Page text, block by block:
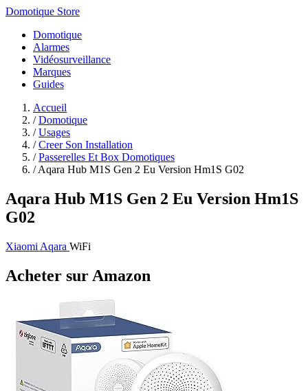
Domotique Store
Domotique
Alarmes
Vidéosurveillance
Marques
Guides
Accueil
/ Domotique
/ Usages
/ Creer Son Installation
/ Passerelles Et Box Domotiques
/ Aqara Hub M1S Gen 2 Eu Version Hm1S G02
Aqara Hub M1S Gen 2 Eu Version Hm1S
G02
Xiaomi Aqara WiFi
Acheter sur Amazon